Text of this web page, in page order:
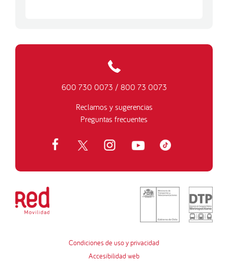
600 730 0073 / 800 73 0073
Reclamos y sugerencias
Preguntas frecuentes
Condiciones de uso y privacidad
Accesibilidad web